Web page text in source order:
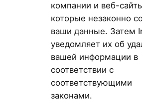
компании и веб-
которые незаконно
ваши данные. Затем
уведомляет их об
вашей информации в
соответствии с
соответствующими
законами.